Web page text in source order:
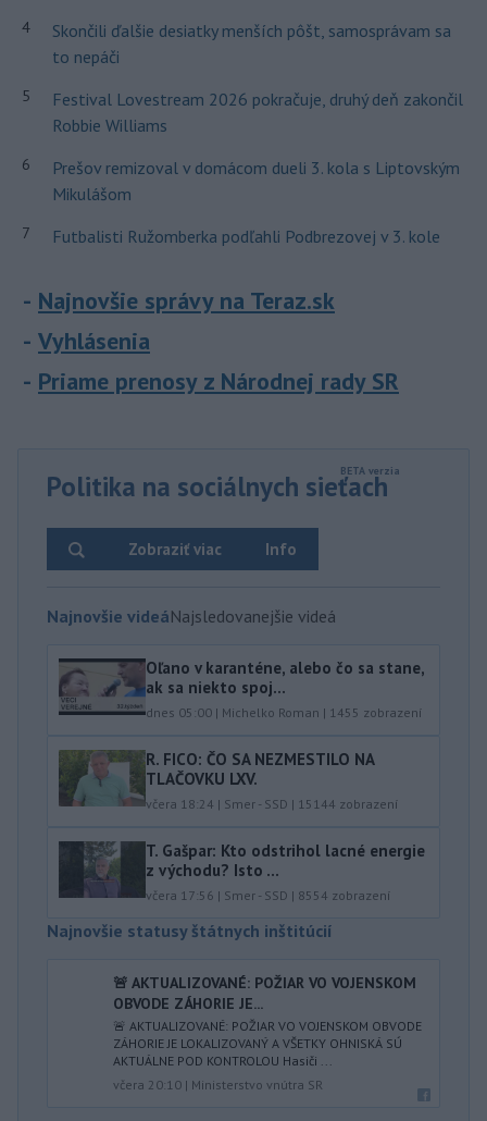
4
Skončili ďalšie desiatky menších pôšt, samosprávam sa
to nepáči
5
Festival Lovestream 2026 pokračuje, druhý deň zakončil
Robbie Williams
6
Prešov remizoval v domácom dueli 3. kola s Liptovským
Mikulášom
7 Futbalisti Ružomberka podľahli Podbrezovej v 3. kole
Najnovšie správy na Teraz.sk
Vyhlásenia
Priame prenosy z Národnej rady SR
Politika na sociálnych sieťach
Info
Zobraziť viac
Najnovšie videáNajsledovanejšie videá
Oľano v karanténe, alebo čo sa stane,
ak sa niekto spoj...
dnes 05:00 | Michelko Roman | 1455 zobrazení
R. FICO: ČO SA NEZMESTILO NA
TLAČOVKU LXV.
včera 18:24 | Smer - SSD | 15144 zobrazení
T. Gašpar: Kto odstrihol lacné energie
z východu? Isto ...
včera 17:56 | Smer - SSD | 8554 zobrazení
Najnovšie statusy štátnych inštitúcií
🚨 AKTUALIZOVANÉ: POŽIAR VO VOJENSKOM
OBVODE ZÁHORIE JE...
🚨 AKTUALIZOVANÉ: POŽIAR VO VOJENSKOM OBVODE
ZÁHORIE JE LOKALIZOVANÝ A VŠETKY OHNISKÁ SÚ
AKTUÁLNE POD KONTROLOU Hasiči ...
včera 20:10 | Ministerstvo vnútra SR